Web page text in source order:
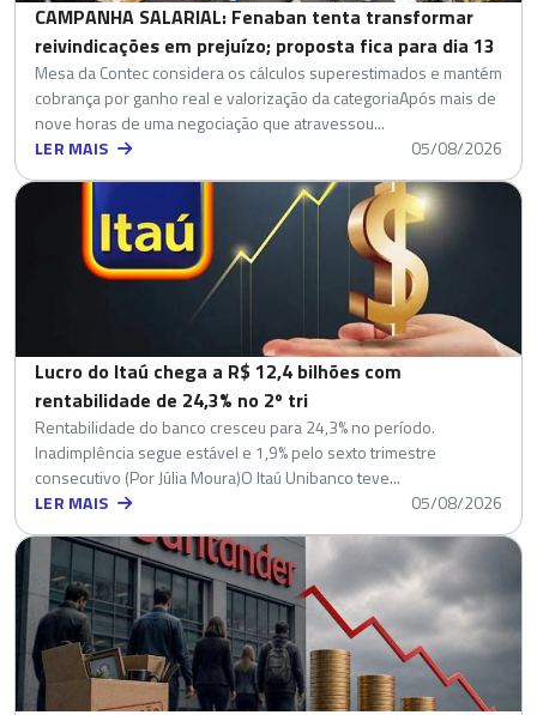
CAMPANHA SALARIAL: Fenaban tenta transformar
reivindicações em prejuízo; proposta fica para dia 13
Mesa da Contec considera os cálculos superestimados e mantém
cobrança por ganho real e valorização da categoriaApós mais de
nove horas de uma negociação que atravessou...
LER MAIS
05/08/2026
Lucro do Itaú chega a R$ 12,4 bilhões com
rentabilidade de 24,3% no 2º tri
Rentabilidade do banco cresceu para 24,3% no período.
Inadimplência segue estável e 1,9% pelo sexto trimestre
consecutivo (Por Júlia Moura)O Itaú Unibanco teve...
LER MAIS
05/08/2026